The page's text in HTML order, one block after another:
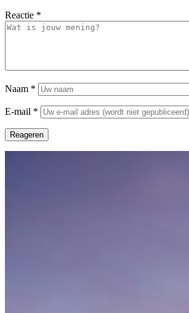
Reactie *
Naam *
E-mail *
Reageren